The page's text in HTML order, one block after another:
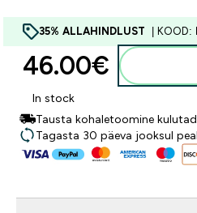
35% ALLAHINDLUST | KOOD:
46.00€‎
In stock
Tausta kohaletoomine
Tagasta 30 päeva jooksul